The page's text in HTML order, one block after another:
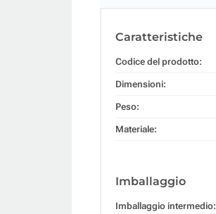
Caratteristiche
Codice del prodotto:
Dimensioni:
Peso:
Materiale:
Imballaggio
Imballaggio intermedio: